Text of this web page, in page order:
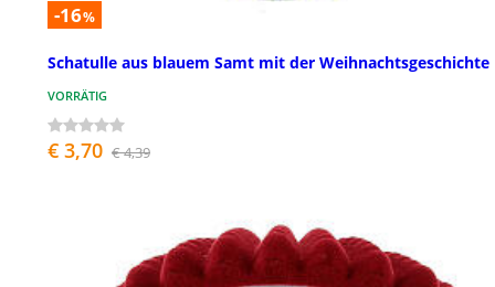
-16%
Schatulle aus blauem Samt mit der Weihnachtsgeschichte
VORRÄTIG
€ 3,70 € 4,39